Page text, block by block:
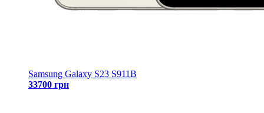
Samsung Galaxy S23 S911B
33700 грн